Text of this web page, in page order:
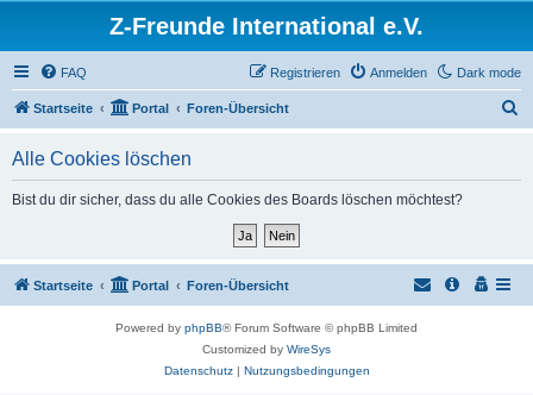
Z-Freunde International e.V.
Dark mode
FAQ Anmelden
Registrieren
Startseite Portal Foren-Übersicht
Alle Cookies löschen
Bist du dir sicher, dass du alle Cookies des Boards löschen möchtest?
Startseite Portal Foren-Übersicht
Powered by phpBB® Forum Software © phpBB Limited
Customized by WireSys
Datenschutz| Nutzungsbedingungen